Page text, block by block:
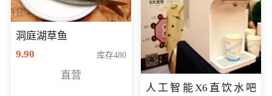
洞庭湖草鱼
9.90
库存480
直营
人工智能X6直饮水吧